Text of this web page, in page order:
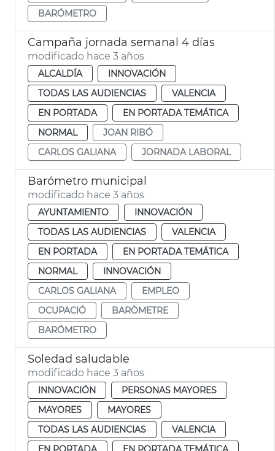
BARÓMETRO
Campaña jornada semanal 4 días
modificado hace 3 años
ALCALDÍA
INNOVACIÓN
TODAS LAS AUDIENCIAS
VALENCIA
EN PORTADA
EN PORTADA TEMÁTICA
NORMAL
JOAN RIBÓ
CARLOS GALIANA
JORNADA LABORAL
Barómetro municipal
modificado hace 3 años
AYUNTAMIENTO
INNOVACIÓN
TODAS LAS AUDIENCIAS
VALENCIA
EN PORTADA
EN PORTADA TEMÁTICA
NORMAL
INNOVACIÓN
CARLOS GALIANA
EMPLEO
OCUPACIÓ
BARÒMETRE
BARÓMETRO
Soledad saludable
modificado hace 3 años
INNOVACIÓN
PERSONAS MAYORES
MAYORES
MAYORES
TODAS LAS AUDIENCIAS
VALENCIA